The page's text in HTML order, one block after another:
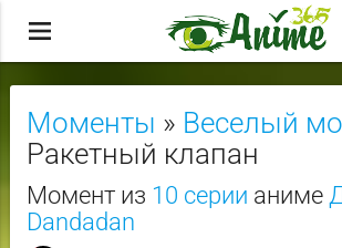
menu
Моменты » Веселый
Ракетный клапан
Момент из 10 серии аниме
Dandadan